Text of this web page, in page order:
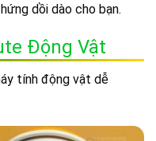
dồi dào cho bạn.
Động Vật
tính động vật dễ